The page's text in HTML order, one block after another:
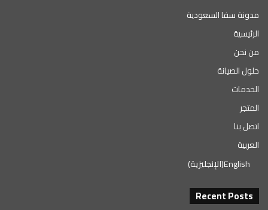
مدونة سفا السعودية
الرئيسية
من نحن
حلول الصيانة
الخدمات
المتجر
اتصل بنا
العربية
English
(الإنجليزية)
Recent Posts